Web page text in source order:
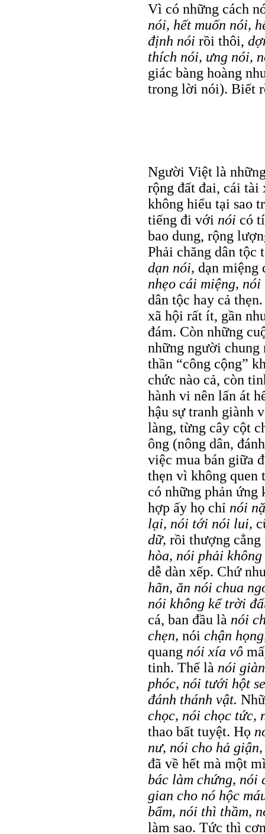
Vì có những cách
nói, hết muốn nói,
định nói rồi thôi,
thích nói, ưng nói,
giác bàng hoàng
trong lời nói). Biết
Người Việt là
rộng đất đai, cái tài
không hiểu tại sao
tiếng đi với nói có
bao dung, rộng
Phải chăng dân
dạn nói, dạn miệng
nhẹo cái miệng,
dân tộc hay cả
xã hội rất ít, gần
đám. Còn những
những người chung
thần “công cộng”
chức nào cả, còn
hành vi nên lấn át
hậu sự tranh giành
làng, từng cây cột
ông (nông dân,
việc mua bán giữa
thẹn vì không quen
có những phản ứng
hợp ấy họ chỉ nói
lại, nói tới nói lui,
dữ, rồi thượng
hòa, nói phải không
dễ dàn xếp. Chứ
hãn, ăn nói chua
nói không kể trời
cá, ban đầu là nói
chẹn, nói chận
quang nói xía vô
tinh. Thế là nói
phóc, nói tưới hột
đánh thánh vật.
chọc, nói chọc tức,
thao bất tuyệt. Họ
nư, nói cho hả
đã về hết mà một
bác làm chứng, nói
gian cho nó hộc
bẩm, nói thì thầm,
làm sao. Tức thì